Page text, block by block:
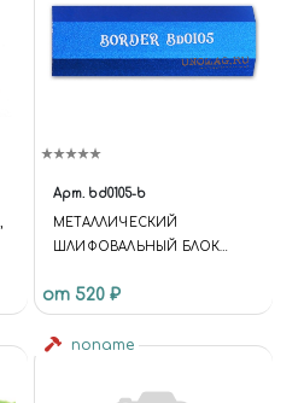
Арт. bd0105-b
МЕТАЛЛИЧЕСКИЙ
ШЛИФОВАЛЬНЫЙ БЛОК
от 520 ₽
noname